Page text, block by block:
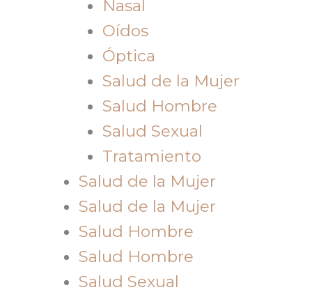
Nasal
Oídos
Óptica
Salud de la Mujer
Salud Hombre
Salud Sexual
Tratamiento
Salud de la Mujer
Salud de la Mujer
Salud Hombre
Salud Hombre
Salud Sexual